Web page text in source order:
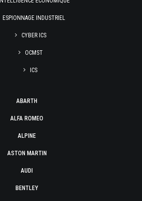
ESPIONNAGE INDUSTRIEL
CYBER ICS
OCMST
ICS
ABARTH
ALFA ROMEO
ALPINE
ASTON MARTIN
AUDI
BENTLEY